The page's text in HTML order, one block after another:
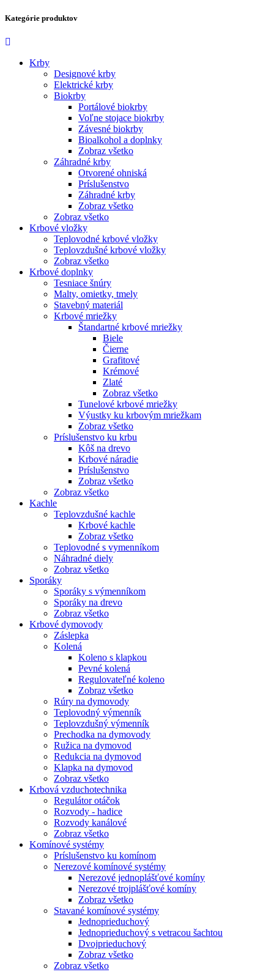
Kategórie produktov
Krby
Designové krby
Elektrické krby
Biokrby
Portálové biokrby
Voľne stojace biokrby
Závesné biokrby
Bioalkohol a doplnky
Zobraz všetko
Záhradné krby
Otvorené ohniská
Príslušenstvo
Záhradné krby
Zobraz všetko
Zobraz všetko
Krbové vložky
Teplovodné krbové vložky
Teplovzdušné krbové vložky
Zobraz všetko
Krbové doplnky
Tesniace šnúry
Malty, omietky, tmely
Stavebný materiál
Krbové mriežky
Štandartné krbové mriežky
Biele
Čierne
Grafitové
Krémové
Zlaté
Zobraz všetko
Tunelové krbové mriežky
Výustky ku krbovým mriežkam
Zobraz všetko
Príslušenstvo ku krbu
Kôš na drevo
Krbové náradie
Príslušenstvo
Zobraz všetko
Zobraz všetko
Kachle
Teplovzdušné kachle
Krbové kachle
Zobraz všetko
Teplovodné s vymenníkom
Náhradné diely
Zobraz všetko
Sporáky
Sporáky s výmenníkom
Sporáky na drevo
Zobraz všetko
Krbové dymovody
Záslepka
Kolená
Koleno s klapkou
Pevné kolená
Regulovateľné koleno
Zobraz všetko
Rúry na dymovody
Teplovodný výmenník
Teplovzdušný výmenník
Prechodka na dymovody
Ružica na dymovod
Redukcia na dymovod
Klapka na dymovod
Zobraz všetko
Krbová vzduchotechnika
Regulátor otáčok
Rozvody - hadice
Rozvody kanálové
Zobraz všetko
Komínové systémy
Príslušenstvo ku komínom
Nerezové komínové systémy
Nerezové jednoplášťové komíny
Nerezové trojplášťové komíny
Zobraz všetko
Stavané komínové systémy
Jednoprieduchový
Jednoprieduchový s vetracou šachtou
Dvojprieduchový
Zobraz všetko
Zobraz všetko